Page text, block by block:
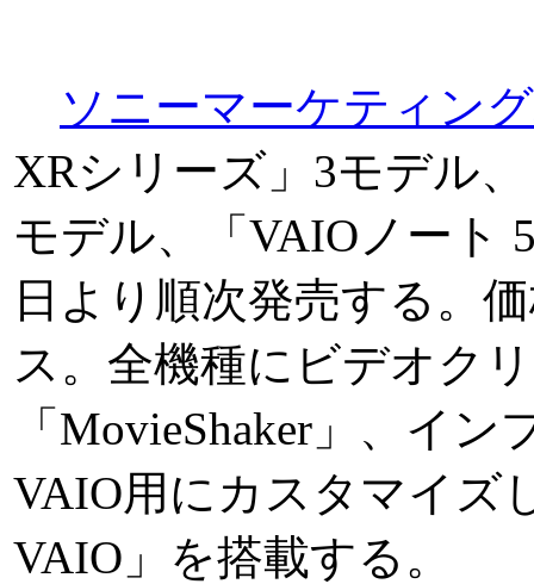
ソニーマーケティン
XRシリーズ」3モデル
モデル、「VAIOノート
日より順次発売する。
ス。全機種にビデオク
「MovieShaker」、イ
VAIO用にカスタマイズ
VAIO」を搭載する。